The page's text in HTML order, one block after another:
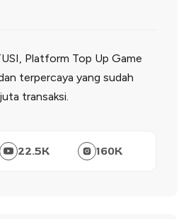
Platform Top Up Game
terpercaya yang sudah
transaksi.
22.5K 160K